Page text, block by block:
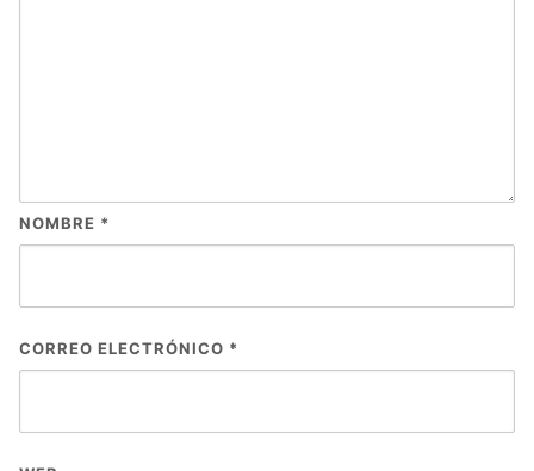
NOMBRE *
CORREO ELECTRÓNICO *